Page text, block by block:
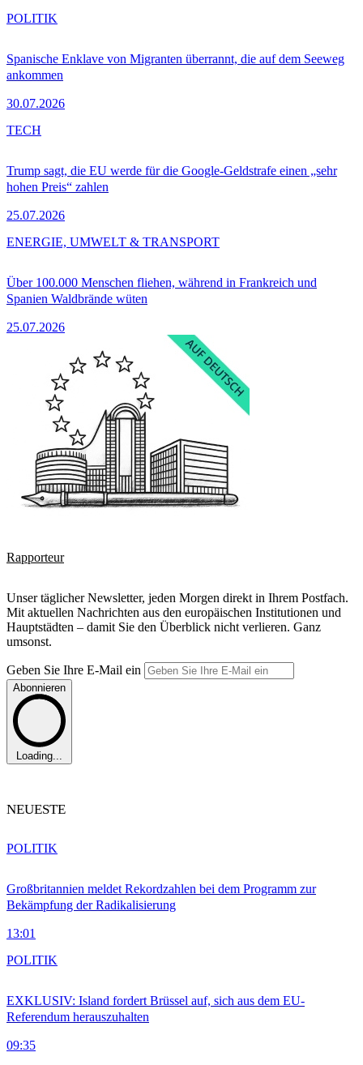
Spanische Enklave von Migranten überrannt, die auf dem Seeweg
ankommen
30.07.2026
POLITIK
Trump sagt, die EU werde für die Google-Geldstrafe einen „sehr
hohen Preis“ zahlen
25.07.2026
TECH
Über 100.000 Menschen fliehen, während in Frankreich und
Spanien Waldbrände wüten
25.07.2026
ENERGIE, UMWELT & TRANSPORT
Rapporteur
Unser täglicher Newsletter, jeden Morgen direkt in Ihrem Postfach.
Mit aktuellen Nachrichten aus den europäischen Institutionen und
Hauptstädten – damit Sie den Überblick nicht verlieren. Ganz
umsonst.
Geben Sie Ihre E-Mail ein
Abonnieren
Loading...
NEUESTE
Großbritannien meldet Rekordzahlen bei dem Programm zur
Bekämpfung der Radikalisierung
13:01
POLITIK
EXKLUSIV: Island fordert Brüssel auf, sich aus dem EU-
Referendum herauszuhalten
09:35
POLITIK